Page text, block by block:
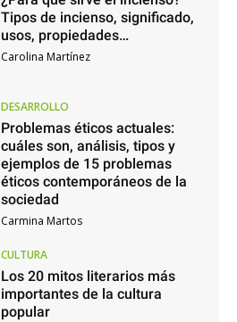
Tipos de incienso, significado,
usos, propiedades…
Carolina Martínez
DESARROLLO
Problemas éticos actuales:
cuáles son, análisis, tipos y
ejemplos de 15 problemas
éticos contemporáneos de la
sociedad
Carmina Martos
CULTURA
Los 20 mitos literarios más
importantes de la cultura
popular